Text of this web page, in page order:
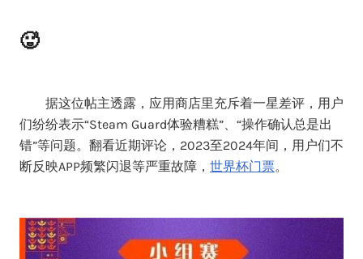
🥵
据这位帖主透露，应用商店里充斥着一星差评，用户
们纷纷表示“Steam Guard体验糟糕”、“操作确认总是出
错”等问题。翻看近期评论，2023至2024年间，用户们不
断反映APP频繁闪退等严重故障， 世界杯门票。